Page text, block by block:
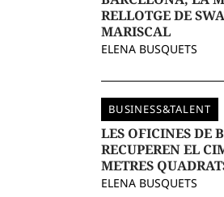
RELLOTGE DE
MARISCAL
ELENA BUSQUETS
BUSINESS&TALENT
LES OFICINES DE
RECUPEREN EL
METRES
ELENA BUSQUETS